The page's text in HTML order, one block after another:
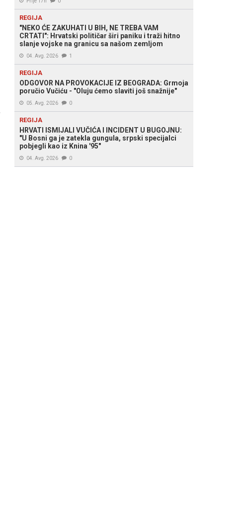
REGIJA
"NEKO ĆE ZAKUHATI U BIH, NE TREBA VAM
CRTATI": Hrvatski političar širi paniku i traži hitno
slanje vojske na granicu sa našom zemljom
04. Avg. 2026 1
REGIJA
ODGOVOR NA PROVOKACIJE IZ BEOGRADA: Grmoja
poručio Vučiću - "Oluju ćemo slaviti još snažnije"
05. Avg. 2026 0
REGIJA
HRVATI ISMIJALI VUČIĆA I INCIDENT U BUGOJNU:
"U Bosni ga je zatekla gungula, srpski specijalci
pobjegli kao iz Knina '95"
04. Avg. 2026 0